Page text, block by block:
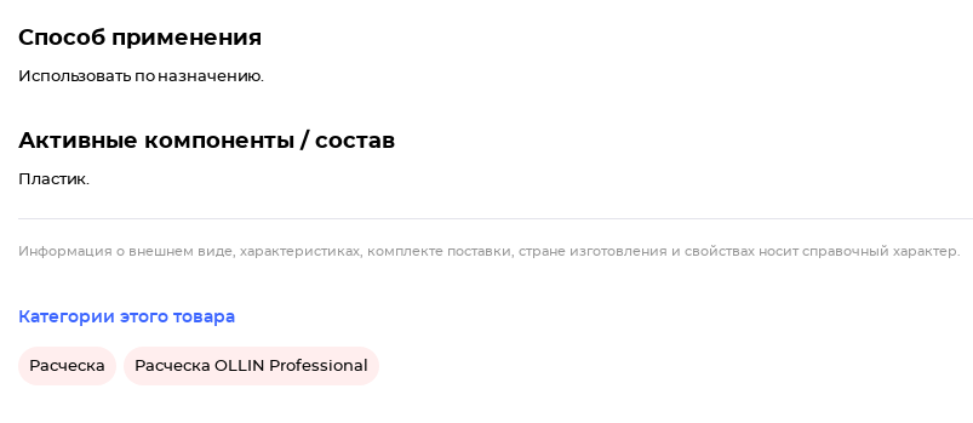
Способ применения
Использовать по назначению.
Активные компоненты / состав
Пластик.
Информация о внешнем виде, характеристиках, комплекте поставки, стране изготовления и свойствах носит справочный характер.
Категории этого товара
Расческа Расческа OLLIN Professional